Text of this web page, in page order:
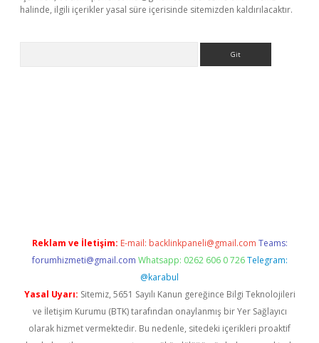
halinde, ilgili içerikler yasal süre içerisinde sitemizden kaldırılacaktır.
Reklam ve İletişim: E-mail: backlinkpaneli@gmail.com Teams:
forumhizmeti@gmail.com Whatsapp: 0262 606 0 726 Telegram:
@karabul
Yasal Uyarı: Sitemiz, 5651 Sayılı Kanun gereğince Bilgi Teknolojileri
ve İletişim Kurumu (BTK) tarafından onaylanmış bir Yer Sağlayıcı
olarak hizmet vermektedir. Bu nedenle, sitedeki içerikleri proaktif